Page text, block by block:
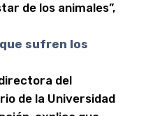
de los animales”,
sufren los
del
de la Universidad